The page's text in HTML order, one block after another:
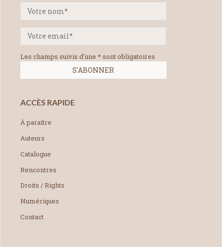
Les champs suivis d'une * sont obligatoires
ACCÈS RAPIDE
À paraître
Auteurs
Catalogue
Rencontres
Droits / Rights
Numériques
Contact